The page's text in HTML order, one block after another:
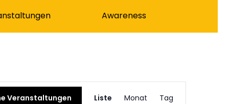
Awareness
Veranstaltungen Liste Monat Tag